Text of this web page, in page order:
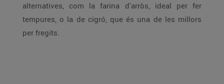
alternatives, com la farina d'arròs, ideal per fer
tempures, o la de cigró, que és una de les millors
per fregits.